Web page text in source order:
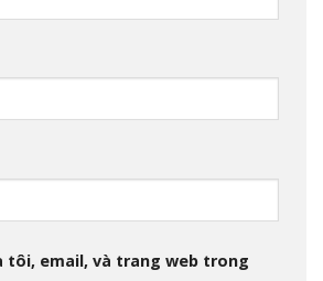
tôi, email, và trang web trong